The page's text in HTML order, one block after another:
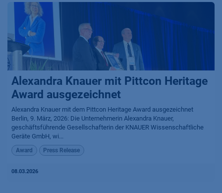
Alexandra Knauer mit Pittcon Heritage
Award ausgezeichnet
Alexandra Knauer mit dem Pittcon Heritage Award ausgezeichnet
Berlin, 9. März, 2026: Die Unternehmerin Alexandra Knauer,
geschäftsführende Gesellschafterin der KNAUER Wissenschaftliche
Geräte GmbH, wi...
Award Press Release
08.03.2026